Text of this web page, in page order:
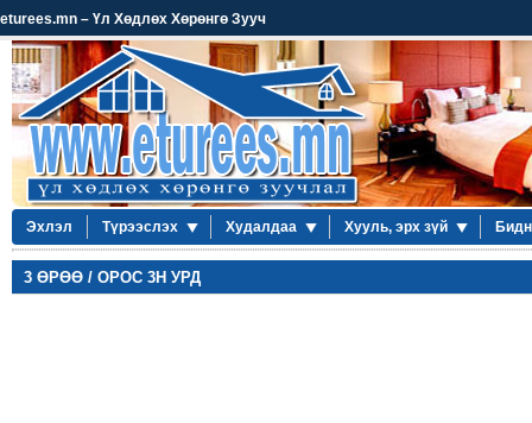
eturees.mn – Үл Хөдлөх Хөрөнгө Зууч
Эхлэл Түрээслэх Худалдаа Хууль, эрх зүй
3 ӨРӨӨ / ОРОС 3Н УРД